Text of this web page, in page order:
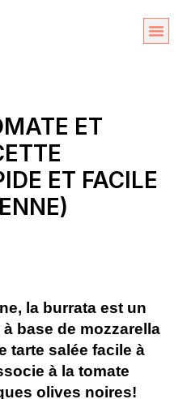
ET
ET FACILE
la burrata est un
base de mozzarella
tarte salée facile à
à la tomate
olives noires!